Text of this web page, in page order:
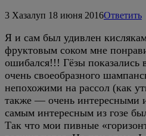
3 Хазалуп 18 июня 2016Ответить
Я и сам был удивлен
фруктовым соком мне
ошибался!!! Гёзы
очень своеобразного
непохожими на рассол (как
также — очень интересными
самым интересным из гозе
Так что мои пивные